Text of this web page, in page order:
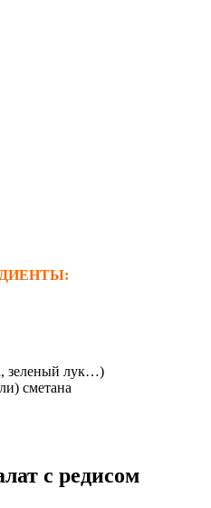
зеленый лук…)
сметана
с редисом